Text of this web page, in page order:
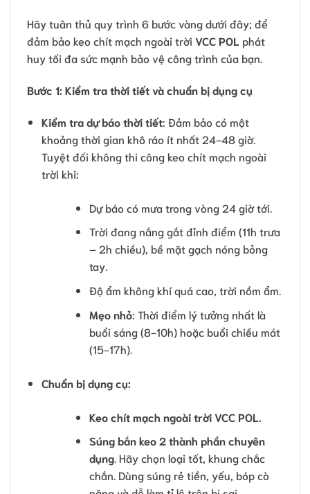
Hãy tuân thủ quy trình 6 bước vàng dưới đây; để
đảm bảo keo chít mạch ngoài trời VCC POL phát
huy tối đa sức mạnh bảo vệ công trình của bạn.
Bước 1: Kiểm tra thời tiết và chuẩn bị dụng cụ
Kiểm tra dự báo thời tiết: Đảm bảo có một
khoảng thời gian khô ráo ít nhất 24-48 giờ.
Tuyệt đối không thi công keo chít mạch ngoài
trời khi:
Dự báo có mưa trong vòng 24 giờ tới.
Trời đang nắng gắt đỉnh điểm (11h trưa
– 2h chiều), bề mặt gạch nóng bỏng
tay.
Độ ẩm không khí quá cao, trời nồm ẩm.
Mẹo nhỏ: Thời điểm lý tưởng nhất là
buổi sáng (8-10h) hoặc buổi chiều mát
(15-17h).
Chuẩn bị dụng cụ:
Keo chít mạch ngoài trời VCC POL.
Súng bắn keo 2 thành phần chuyên
dụng. Hãy chọn loại tốt, khung chắc
chắn. Dùng súng rẻ tiền, yếu, bóp cò